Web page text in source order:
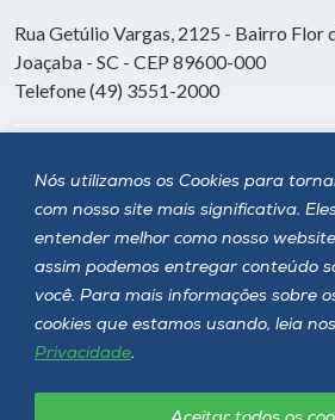
Nós utilizamos os Cookies para
com nosso site mais significativa.
entender melhor como nosso
assim podemos entregar conteúdo
você. Para mais informações sobre
cookies que estamos usando, leia
Privacidade.
Rua Getúlio Vargas, 2125 - Bairro Flor
Joaçaba - SC - CEP 89600-000
Telefone (49) 3551-2000
Siga a Unoesc